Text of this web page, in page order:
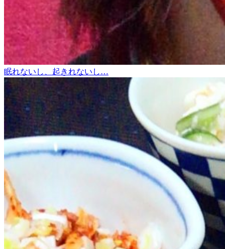
眠れないし、起きれないし…